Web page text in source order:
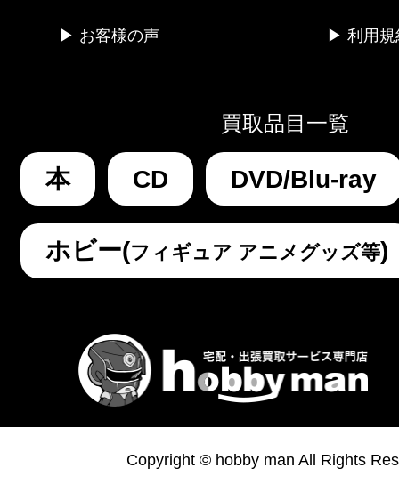
▶ お客様の声 ▶ 利用規
買取品目一覧
本 CD DVD/Blu-ray
ホビー(フィギュア アニメグッズ等)
Copyright © hobby man All Rights